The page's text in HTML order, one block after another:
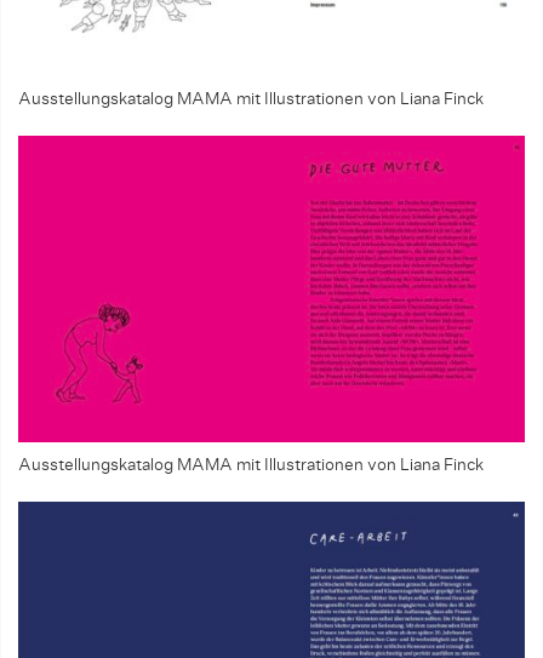
Ausstellungskatalog MAMA mit Illustrationen von Liana Finck
Ausstellungskatalog MAMA mit Illustrationen von Liana Finck